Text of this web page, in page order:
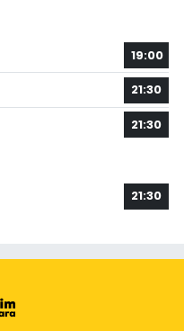
19:00
21:30
21:30
21:30